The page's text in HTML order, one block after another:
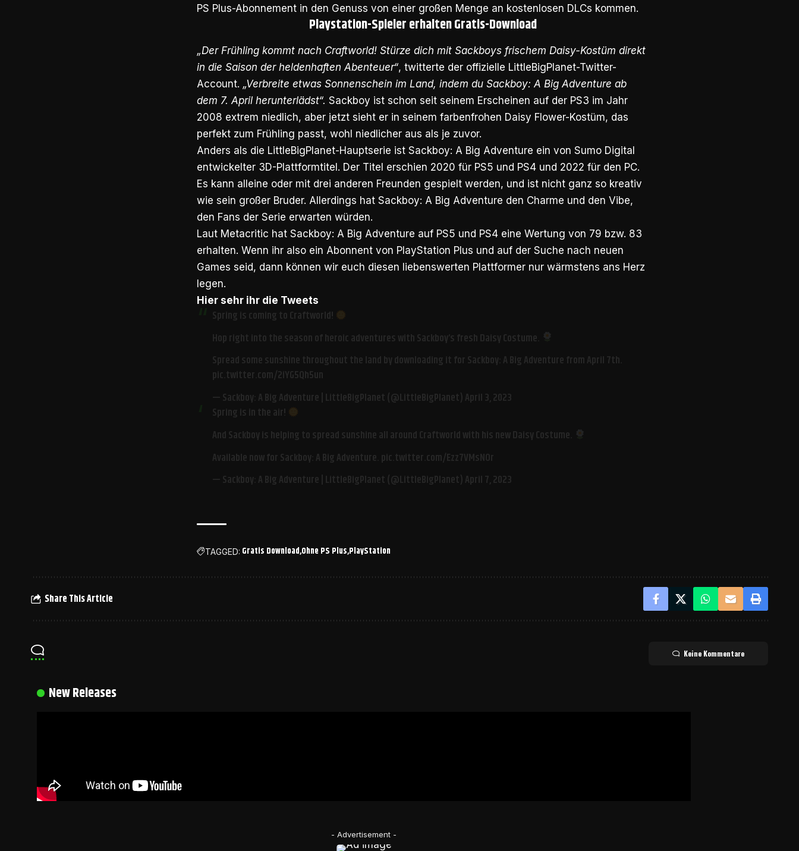
PS Plus-Abonnement in den Genuss von einer großen Menge an kostenlosen DLCs kommen.
Playstation-Spieler erhalten Gratis-Download
„Der Frühling kommt nach Craftworld! Stürze dich mit Sackboys frischem Daisy-Kostüm direkt
in die Saison der heldenhaften Abenteuer“, twitterte der offizielle LittleBigPlanet-Twitter-
Account. „Verbreite etwas Sonnenschein im Land, indem du Sackboy: A Big Adventure ab
dem 7. April herunterlädst“. Sackboy ist schon seit seinem Erscheinen auf der PS3 im Jahr
2008 extrem niedlich, aber jetzt sieht er in seinem farbenfrohen Daisy Flower-Kostüm, das
perfekt zum Frühling passt, wohl niedlicher aus als je zuvor.
Anders als die LittleBigPlanet-Hauptserie ist Sackboy: A Big Adventure ein von Sumo Digital
entwickelter 3D-Plattformtitel. Der Titel erschien 2020 für PS5 und PS4 und 2022 für den PC.
Es kann alleine oder mit drei anderen Freunden gespielt werden, und ist nicht ganz so kreativ
wie sein großer Bruder. Allerdings hat Sackboy: A Big Adventure den Charme und den Vibe,
den Fans der Serie erwarten würden.
Laut Metacritic hat Sackboy: A Big Adventure auf PS5 und PS4 eine Wertung von 79 bzw. 83
erhalten. Wenn ihr also ein Abonnent von PlayStation Plus und auf der Suche nach neuen
Games seid, dann können wir euch diesen liebenswerten Plattformer nur wärmstens ans Herz
legen.
Hier sehr ihr die Tweets
Spring is coming to Craftworld!
Hop right into the season of heroic adventures with Sackboy’s fresh Daisy Costume.
Spread some sunshine throughout the land by downloading it for Sackboy: A Big Adventure from April 7th.
pic.twitter.com/2iYG5Qh5un
— Sackboy: A Big Adventure | LittleBigPlanet (@LittleBigPlanet)April 3, 2023
Spring is in the air!
And Sackboy is helping to spread sunshine all around Craftworld with his new Daisy Costume.
Available now for Sackboy: A Big Adventure. pic.twitter.com/Ezz7VMsNOr
— Sackboy: A Big Adventure | LittleBigPlanet (@LittleBigPlanet)April 7, 2023
TAGGED: Gratis Download Ohne PS Plus PlayStation
Share This Article
Keine Kommentare
New Releases
- Advertisement -